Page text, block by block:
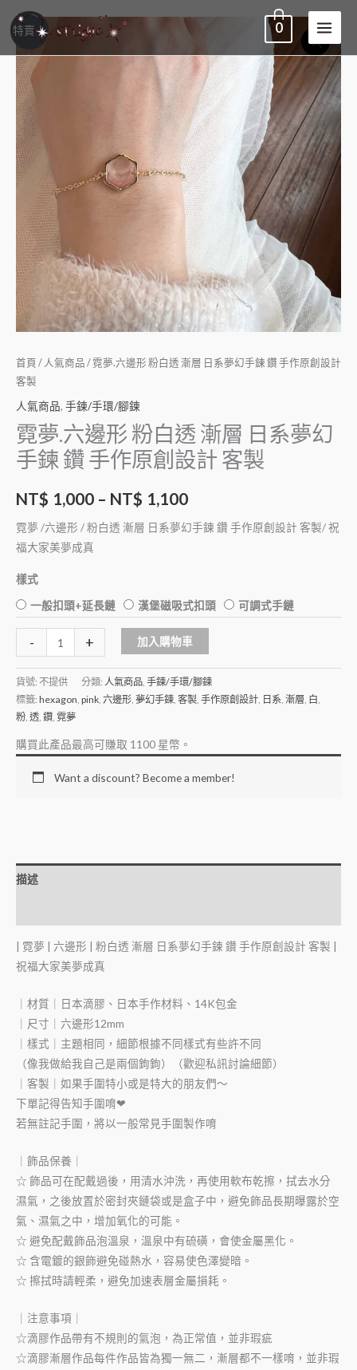
0
特賣！
首頁 / 人氣商品 / 霓夢.六邊形 粉白透 漸層 日系夢幻手鍊 鑽 手作原創設計
客製
人氣商品, 手鍊/手環/腳鍊
霓夢.六邊形 粉白透 漸層 日系夢幻
手鍊 鑽 手作原創設計 客製
NT$ 1,000 – NT$ 1,100
霓夢 /六邊形 / 粉白透 漸層 日系夢幻手鍊 鑽 手作原創設計 客製/ 祝
福大家美夢成真
樣式
一般扣頭+延長鏈
漢堡磁吸式扣頭 可調式手鏈
- + 加入購物車
貨號: 不提供 分類: 人氣商品, 手鍊/手環/腳鍊
標籤: hexagon, pink, 六邊形, 夢幻手鍊, 客製, 手作原創設計, 日系, 漸層, 白,
粉, 透, 鑽, 霓夢
購買此產品最高可賺取 1100 星幣。
Want a discount? Become a member!
描述
| 霓夢 | 六邊形 | 粉白透 漸層 日系夢幻手鍊 鑽 手作原創設計 客製 |
祝福大家美夢成真
｜材質｜日本滴膠、日本手作材料、14K包金
｜尺寸｜六邊形12mm
｜樣式｜主題相同，細節根據不同樣式有些許不同
（像我做給我自己是兩個鉤鉤）（歡迎私訊討論細節）
｜客製｜如果手圍特小或是特大的朋友們～
下單記得告知手圍唷❤
若無註記手圍，將以一般常見手圍製作唷
｜飾品保養｜
☆ 飾品可在配戴過後，用清水沖洗，再使用軟布乾擦，拭去水分
濕氣，之後放置於密封夾鏈袋或是盒子中，避免飾品長期曝露於空
氣、濕氣之中，增加氧化的可能。
☆ 避免配戴飾品泡溫泉，溫泉中有硫磺，會使金屬黑化。
☆ 含電鍍的銀飾避免碰熱水，容易使色澤變暗。
☆ 擦拭時請輕柔，避免加速表層金屬損耗。
｜注意事項｜
☆滴膠作品帶有不規則的氣泡，為正常值，並非瑕疵
☆滴膠漸層作品每件作品皆為獨一無二，漸層都不一樣唷，並非瑕